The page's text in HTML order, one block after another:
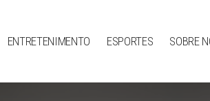
ENTRETENIMENTO ESPORTES SOBRE